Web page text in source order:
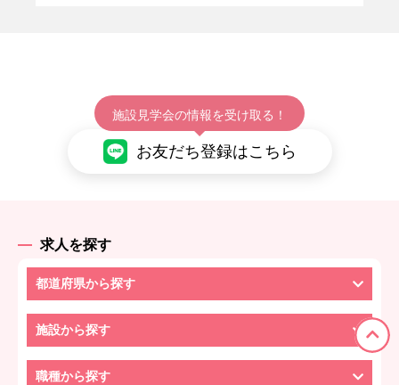
施設見学会の情報を受け取る！
お友だち登録はこちら
求人を探す
都道府県から探す
施設から探す
職種から探す